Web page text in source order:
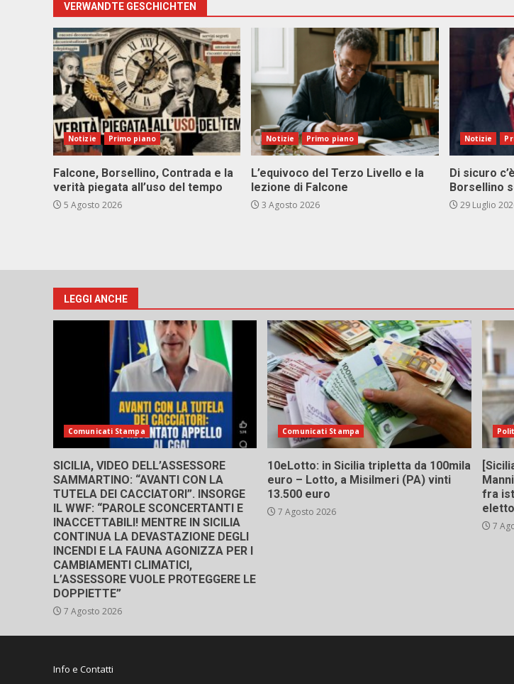
VERWANDTE GESCHICHTEN
Notizie Primo piano
Falcone, Borsellino, Contrada e la
verità piegata all’uso del tempo
5 Agosto 2026
Notizie Primo piano
L’equivoco del Terzo Livello e la
lezione di Falcone
3 Agosto 2026
Notizie
Di sicuro
Borsellino
29 Luglio
LEGGI ANCHE
Comunicati Stampa
SICILIA, VIDEO DELL’ASSESSORE
SAMMARTINO: “AVANTI CON LA
TUTELA DEI CACCIATORI”. INSORGE
IL WWF: “PAROLE SCONCERTANTI E
INACCETTABILI! MENTRE IN SICILIA
CONTINUA LA DEVASTAZIONE DEGLI
INCENDI E LA FAUNA AGONIZZA PER I
CAMBIAMENTI CLIMATICI,
L’ASSESSORE VUOLE PROTEGGERE LE
DOPPIETTE”
7 Agosto 2026
Comunicati Stampa
10eLotto: in Sicilia tripletta da 100mila
euro – Lotto, a Misilmeri (PA) vinti
13.500 euro
7 Agosto 2026
fra
7
Info e Contatti